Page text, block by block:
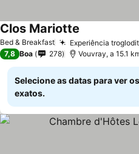
Bed & Breakfast Experiência
Clos Mariotte
7,8 Boa 278 Vouvray, a 15.1
Selecione as datas para ver
exatos.